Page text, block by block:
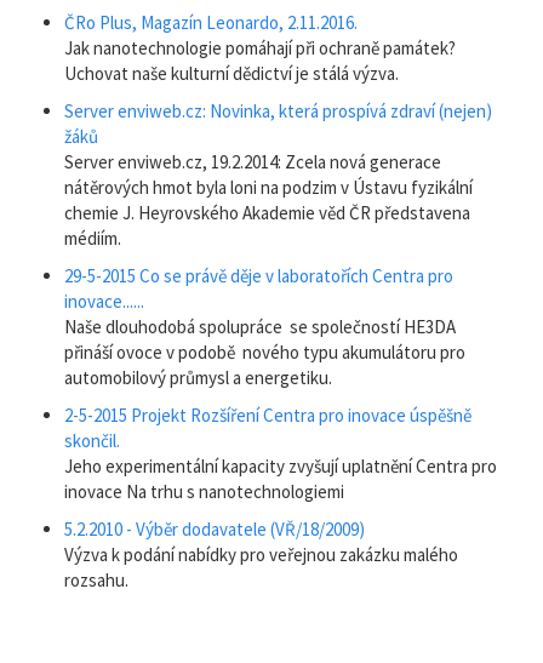
ČRo Plus, Magazín Leonardo, 2.11.2016.
Jak nanotechnologie pomáhají při ochraně památek?
Uchovat naše kulturní dědictví je stálá výzva.
Server enviweb.cz: Novinka, která prospívá zdraví (nejen)
žáků
Server enviweb.cz, 19.2.2014: Zcela nová generace
nátěrových hmot byla loni na podzim v Ústavu fyzikální
chemie J. Heyrovského Akademie věd ČR představena
médiím.
29-5-2015 Co se právě děje v laboratořích Centra pro
inovace......
Naše dlouhodobá spolupráce se společností HE3DA
přináší ovoce v podobě nového typu akumulátoru pro
automobilový průmysl a energetiku.
2-5-2015 Projekt Rozšíření Centra pro inovace úspěšně
skončil.
Jeho experimentální kapacity zvyšují uplatnění Centra pro
inovace Na trhu s nanotechnologiemi
5.2.2010 - Výběr dodavatele (VŘ/18/2009)
Výzva k podání nabídky pro veřejnou zakázku malého
rozsahu.